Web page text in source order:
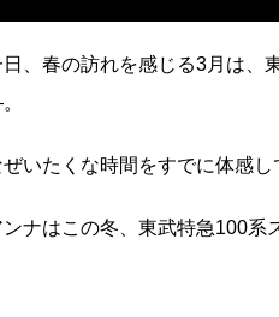
、春の訪れを感じる3月は、
いたくな時間をすでに体感
ナはこの冬、東武特急100系